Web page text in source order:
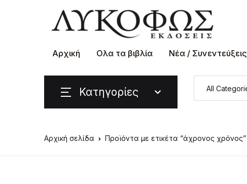
Αρχική Ολα τα βιβλία Νέα / Συνεντεύξεις
Κατηγορίες
Αρχική σελίδα Προϊόντα με ετικέτα “άχρονος χρόνος”